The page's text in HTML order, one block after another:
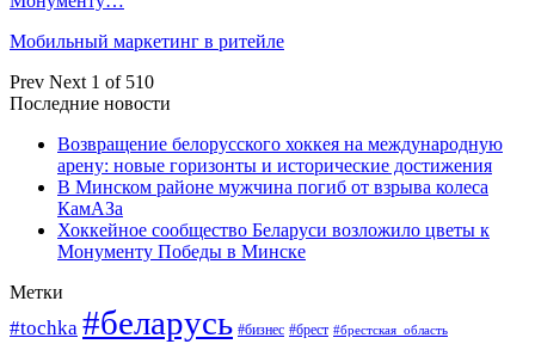
Мобильный маркетинг в ритейле
Prev Next 1 of 510
Последние новости
Возвращение белорусского хоккея на международную
арену: новые горизонты и исторические достижения
В Минском районе мужчина погиб от взрыва колеса
КамАЗа
Хоккейное сообщество Беларуси возложило цветы к
Монументу Победы в Минске
Метки
#tochka #беларусь #бизнес #брест #брестская_область